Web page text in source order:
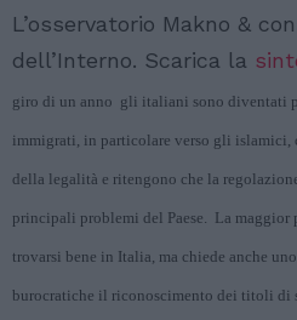
L’osservatorio Makno &
dell’Interno. Scarica la
giro di un anno gli italiani sono diventati
immigrati, in particolare verso gli
della legalità e ritengono che la
principali problemi del Paese. La
trovarsi bene in Italia, ma chiede anche
burocratiche il riconoscimento dei titoli di